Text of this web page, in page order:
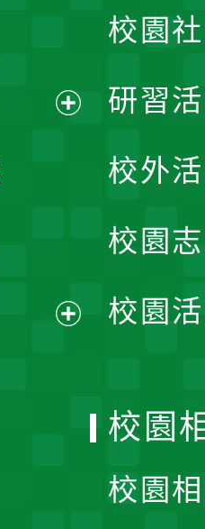
單
校園
研習
校外
校園
校園
校園
校園